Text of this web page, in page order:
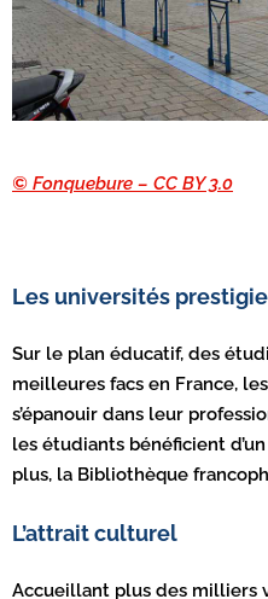
© Fonquebure – CC BY 3.0
Les universités
Sur le plan éducatif, des
meilleures facs en France,
s’épanouir dans leur
les étudiants bénéficient
plus, la Bibliothèque
L’attrait culturel
Accueillant plus des milliers